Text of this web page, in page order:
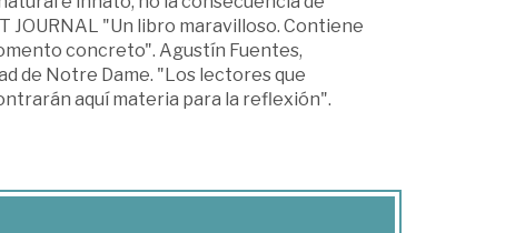
JOURNAL "Un libro maravilloso. Contiene
concreto". Agustín Fuentes,
de Notre Dame. "Los lectores que
aquí materia para la reflexión".